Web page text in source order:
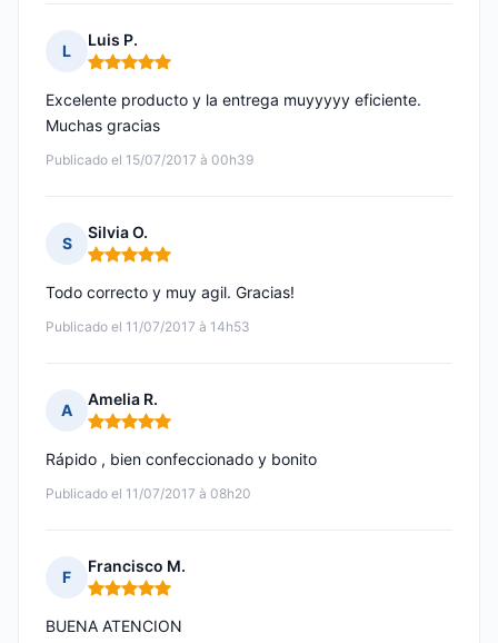
L
Luis P.
Nota: 5 de 5
Publicado el 15/07/2017 à 00h39
Excelente producto y la entrega muyyyyy eficiente.
Muchas gracias
S
Silvia O.
Nota: 5 de 5
Publicado el 11/07/2017 à 14h53
Todo correcto y muy agil. Gracias!
A
Amelia R.
Nota: 5 de 5
Publicado el 11/07/2017 à 08h20
Rápido , bien confeccionado y bonito
F
Francisco M.
Nota: 5 de 5
BUENA ATENCION